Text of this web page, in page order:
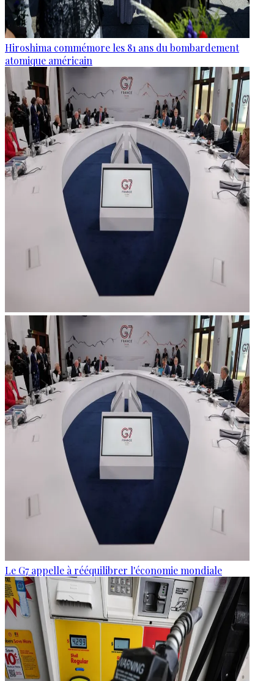
Hiroshima commémore les 81 ans du bombardement
atomique américain
Le G7 appelle à rééquilibrer l'économie mondiale